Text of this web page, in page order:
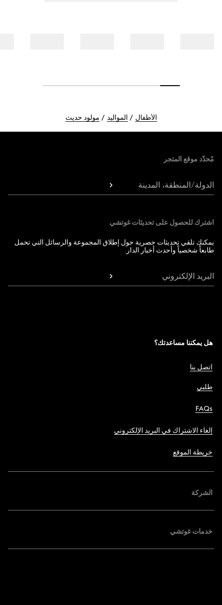
الأطفال المواليد مولود حديث
مُحدّد موقع المتجر
الدولة/المنطقة، المدينة
اشترك للحصول على تحديثات غوتشي
يمكنك تلقي تحديثات حصرية حول إطلاق المجموعة والرسائل التي تحمل
طابعاً شخصياً وأحدث أخبار الدار.
البريد الإلكتروني
هل يمكننا مساعدتك؟
اتصل بنا
طلبي
FAQs
إلغاء الاشتراك في البريد الإلكتروني
خريطة الموقع
الشركة
خدمات غوتشي